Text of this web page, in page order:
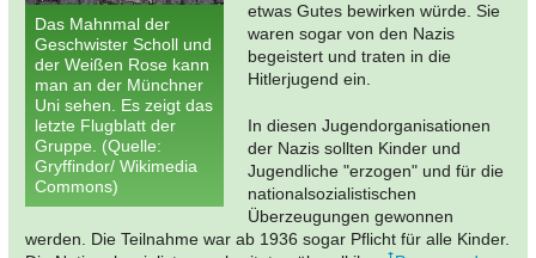
Das Mahnmal der
Geschwister Scholl und
der Weißen Rose kann
man an der Münchner
Uni sehen. Es zeigt das
letzte Flugblatt der
Gruppe. (Quelle:
Gryffindor/ Wikimedia
Commons)
etwas Gutes bewirken würde. Sie
waren sogar von den Nazis
begeistert und traten in die
Hitlerjugend ein.
In diesen Jugendorganisationen
der Nazis sollten Kinder und
Jugendliche "erzogen" und für die
nationalsozialistischen
Überzeugungen gewonnen
werden. Die Teilnahme war ab 1936 sogar Pflicht für alle Kinder.